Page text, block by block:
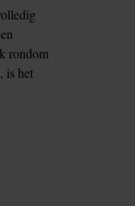
rondom
is het